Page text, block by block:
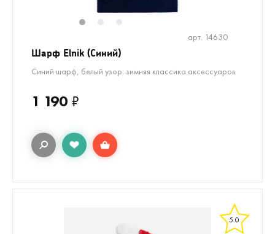
арт. 14630
Шарф Elnik (Синий)
Синий шарф, белый узор: зимняя классика аксессуаров
1 190 ₽
5.0